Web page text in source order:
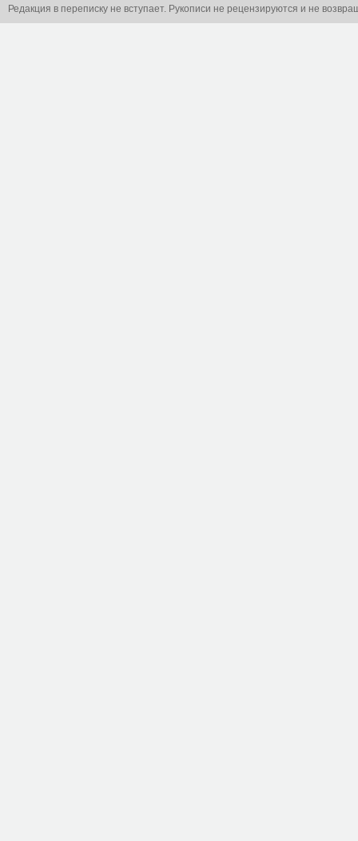
Редакция в переписку не вступает. Рукописи не рецензируются и не